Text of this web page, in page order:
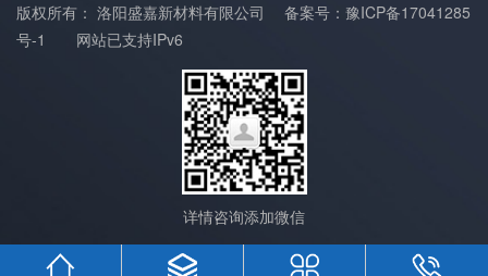
版权所有： 洛阳盛嘉新材料有限公司 备案号：豫ICP备17041285
号-1
网站已支持IPv6
详情咨询添加微信